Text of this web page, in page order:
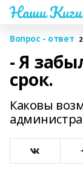
Наши Киги
Вопрос - ответ
- Я
срок.
Каковы